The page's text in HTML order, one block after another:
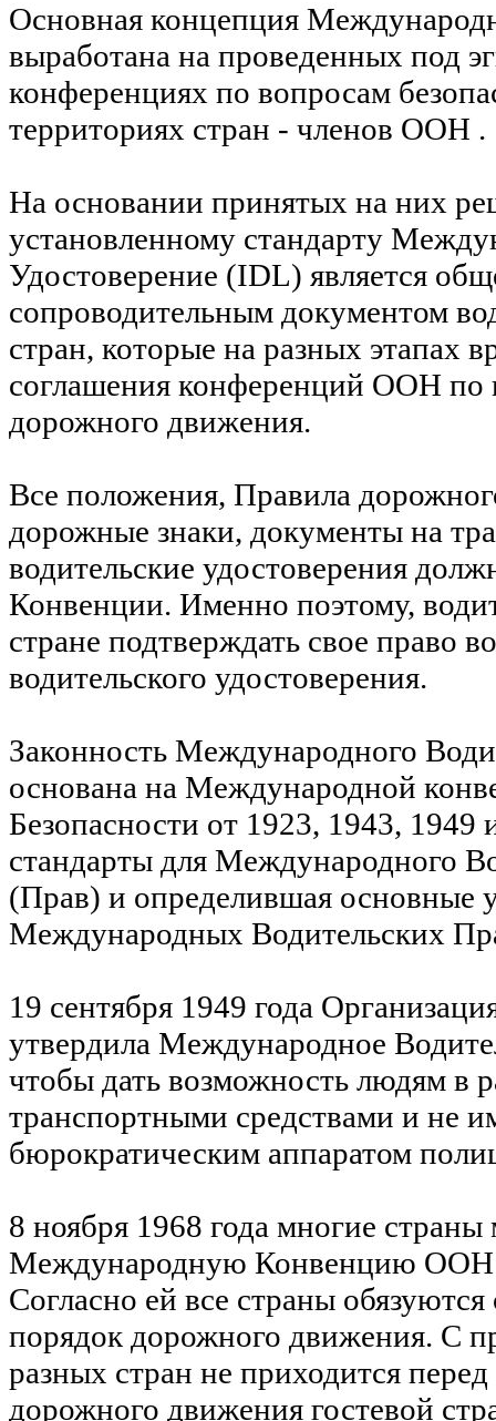
Основная концепция
выработана на проведенных под
конференциях по вопросам
территориях стран - членов ООН .
На основании принятых на них
установленному стандарту
Удостоверение (IDL) является
сопроводительным документом
стран, которые на разных этапах
соглашения конференций ООН по
дорожного движения.
Все положения, Правила
дорожные знаки, документы на
водительские удостоверения
Конвенции. Именно поэтому,
стране подтверждать свое право
водительского удостоверения.
Законность Международного
основана на Международной
Безопасности от 1923, 1943, 1949
стандарты для Международного
(Прав) и определившая основные
Международных Водительских
19 сентября 1949 года
утвердила Международное
чтобы дать возможность людям в
транспортными средствами и не
бюрократическим аппаратом
8 ноября 1968 года многие
Международную Конвенцию ООН
Согласно ей все страны
порядок дорожного движения. С
разных стран не приходится
дорожного движения гостевой